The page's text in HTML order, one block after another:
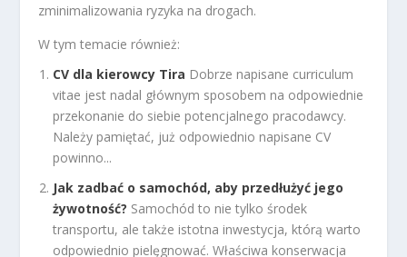
zminimalizowania ryzyka na drogach.
W tym temacie również:
CV dla kierowcy Tira Dobrze napisane curriculum
vitae jest nadal głównym sposobem na odpowiednie
przekonanie do siebie potencjalnego pracodawcy.
Należy pamiętać, już odpowiednio napisane CV
powinno...
Jak zadbać o samochód, aby przedłużyć jego
żywotność? Samochód to nie tylko środek
transportu, ale także istotna inwestycja, którą warto
odpowiednio pielęgnować. Właściwa konserwacja